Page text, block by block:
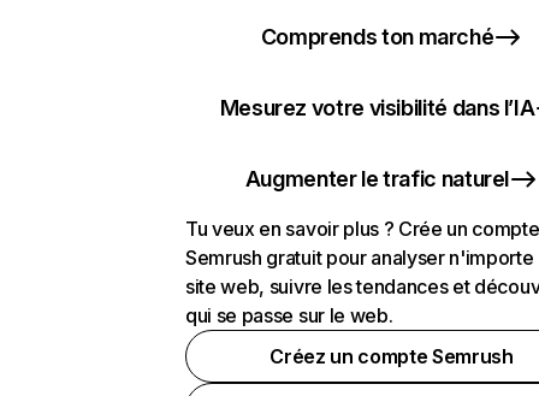
Comprends ton marché
Mesurez votre visibilité dans l’IA
Augmenter le trafic naturel
Tu veux en savoir plus ? Crée un compte
Semrush gratuit pour analyser n'importe
site web, suivre les tendances et
qui se passe sur le web.
Créez un compte Semrush